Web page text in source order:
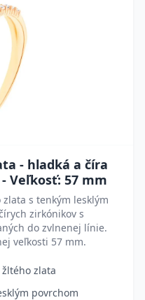
- hladká a číra
Veľkosť: 57 mm
s tenkým lesklým
zirkónikov s
do zvlnenej línie.
veľkosti 57 mm.
zlata
povrchom